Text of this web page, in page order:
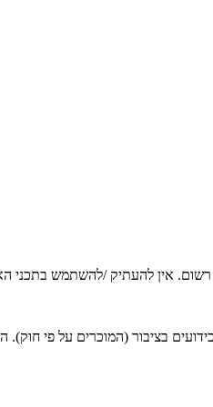
רשום. אין להעתיק /להשתמש
בציבור (המוכרים על פי חוק).